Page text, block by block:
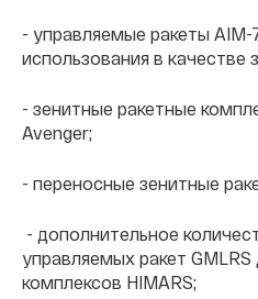
- управляемые ракеты
использования в качестве
- зенитные ракетные
Avenger;
- переносные зенитные
- дополнительное
управляемых ракет GMLRS
комплексов HIMARS;